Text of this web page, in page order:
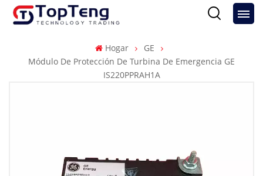
Hogar
GE
Módulo De Protección De Turbina De Emergencia GE
IS220PPRAH1A